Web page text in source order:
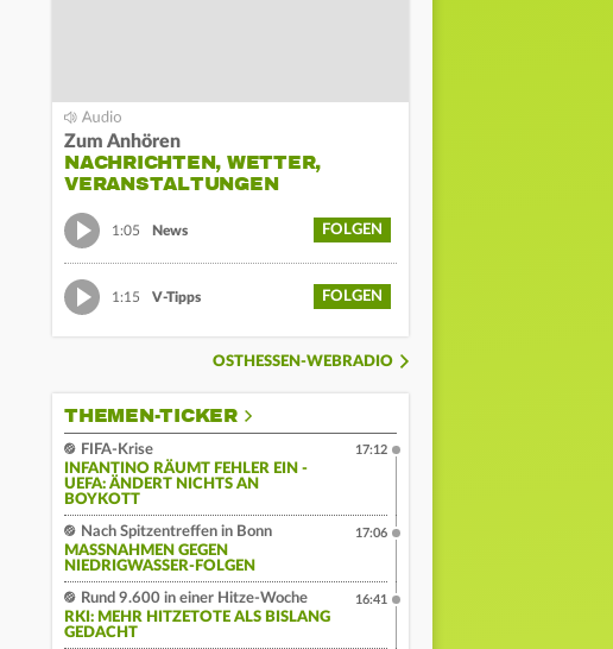
Zum Anhören
NACHRICHTEN, WETTER,
VERANSTALTUNGEN
1:05 News FOLGEN
1:15 V-Tipps FOLGEN
OSTHESSEN-WEBRADIO
THEMEN-TICKER
FIFA-Krise
INFANTINO RÄUMT FEHLER EIN -
UEFA: ÄNDERT NICHTS AN
BOYKOTT
17:12
Nach Spitzentreffen in Bonn
MASSNAHMEN GEGEN N
IEDRIGWASSER-FOLGEN
17:06
Rund 9.600 in einer Hitze-Woche
RKI: MEHR HITZETOTE ALS BISLANG
GEDACHT
16:41